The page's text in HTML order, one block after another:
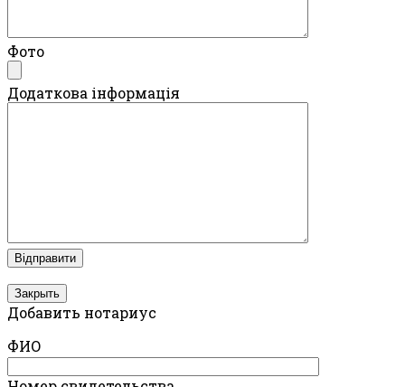
Фото
Додаткова інформація
Закрыть
Добавить нотариус
ФИО